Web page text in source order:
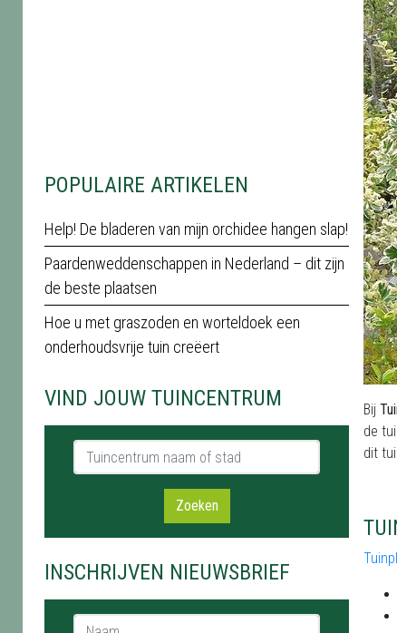
POPULAIRE ARTIKELEN
Help! De bladeren van mijn orchidee hangen slap!
Paardenweddenschappen in Nederland – dit zijn
de beste plaatsen
Hoe u met graszoden en worteldoek een
onderhoudsvrije tuin creëert
VIND JOUW TUINCENTRUM
Tuincentrum naam of stad
Zoeken
INSCHRIJVEN NIEUWSBRIEF
Naam *
Bij
de
dit